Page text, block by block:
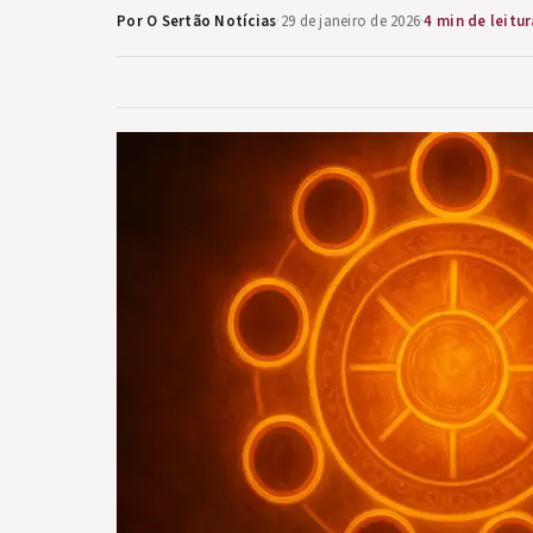
Por O Sertão Notícias·29 de janeiro de 2026·4 min de